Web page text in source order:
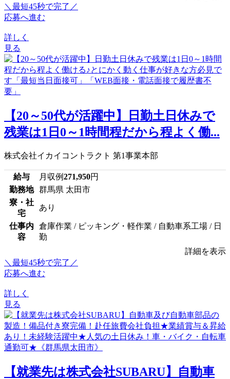
＼最短45秒で完了／
応募へ進む
詳しく
見る
【20～50代が活躍中】日勤土日休みで
残業は1日0～1時間程だから程よく働...
株式会社イカイコントラクト 第1事業本部
給与 月収例271,950円
勤務地
群馬県 太田市
寮・社
宅
あり
仕事内
容
倉庫作業 / ピッキング・軽作業 / 自動車系工場 / 日
勤
詳細を表示
＼最短45秒で完了／
応募へ進む
詳しく
見る
【就業先は株式会社SUBARU】自動車